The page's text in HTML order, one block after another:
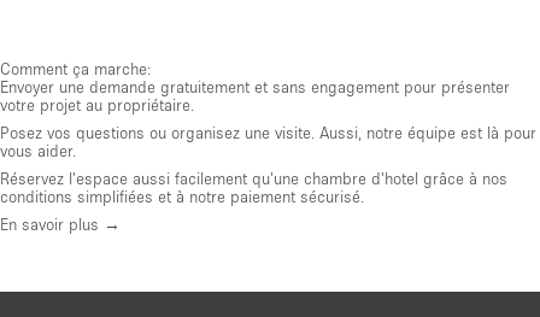
Comment ça marche:
Envoyer une demande gratuitement et sans engagement pour présenter
votre projet au propriétaire.
Posez vos questions ou organisez une visite. Aussi, notre équipe est là pour
vous aider.
Réservez l'espace aussi facilement qu'une chambre d'hotel grâce à nos
conditions simplifiées et à notre paiement sécurisé.
En savoir plus →